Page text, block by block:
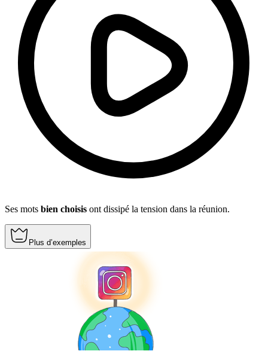
Ses mots bien choisis ont dissipé la tension dans la réunion.
Plus d’exemples